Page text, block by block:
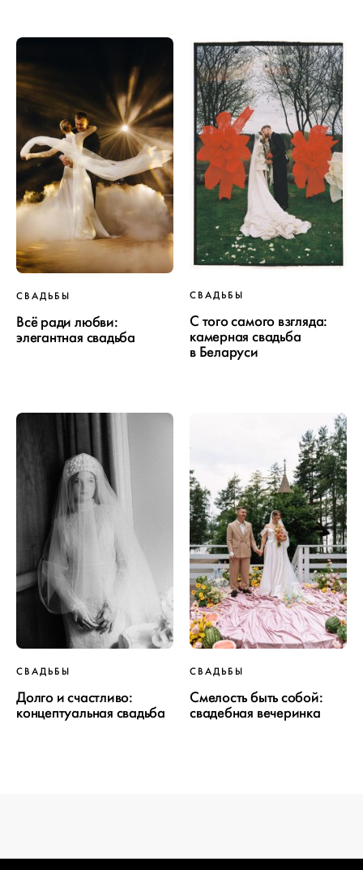
СВАДЬБЫ
Всё ради любви:
элегантная свадьба
СВАДЬБЫ
С того самого взгляда:
камерная свадьба
в Беларуси
СВАДЬБЫ
Долго и счастливо:
концептуальная свадьба
СВАДЬБЫ
Смелость быть собой:
свадебная вечеринка
ПРОЕКТ
СВАДЬБЫ
ОТ WEDDYWOOD